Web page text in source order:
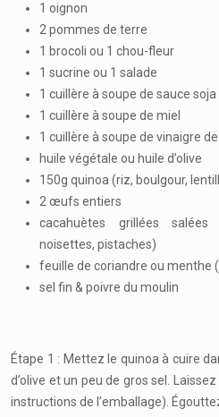
1 oignon
2 pommes de terre
1 brocoli ou 1 chou-fleur
1 sucrine ou 1 salade
1 cuillère à soupe de sauce soja
1 cuillère à soupe de miel
1 cuillère à soupe de vinaigre
huile végétale ou huile d’olive
150g quinoa (riz, boulgour,
2 œufs entiers
cacahuètes grillées salées
noisettes, pistaches)
feuille de coriandre ou menthe
sel fin & poivre du moulin
Étape 1 : Mettez le quinoa à cuire
d’olive et un peu de gros sel.
instructions de l’emballage).